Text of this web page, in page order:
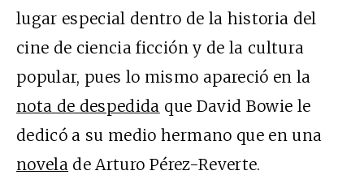
lugar especial dentro de la historia del
cine de ciencia ficción y de la cultura
popular, pues lo mismo apareció en la
nota de despedida que David Bowie le
dedicó a su medio hermano que en una
novela de Arturo Pérez-Reverte.